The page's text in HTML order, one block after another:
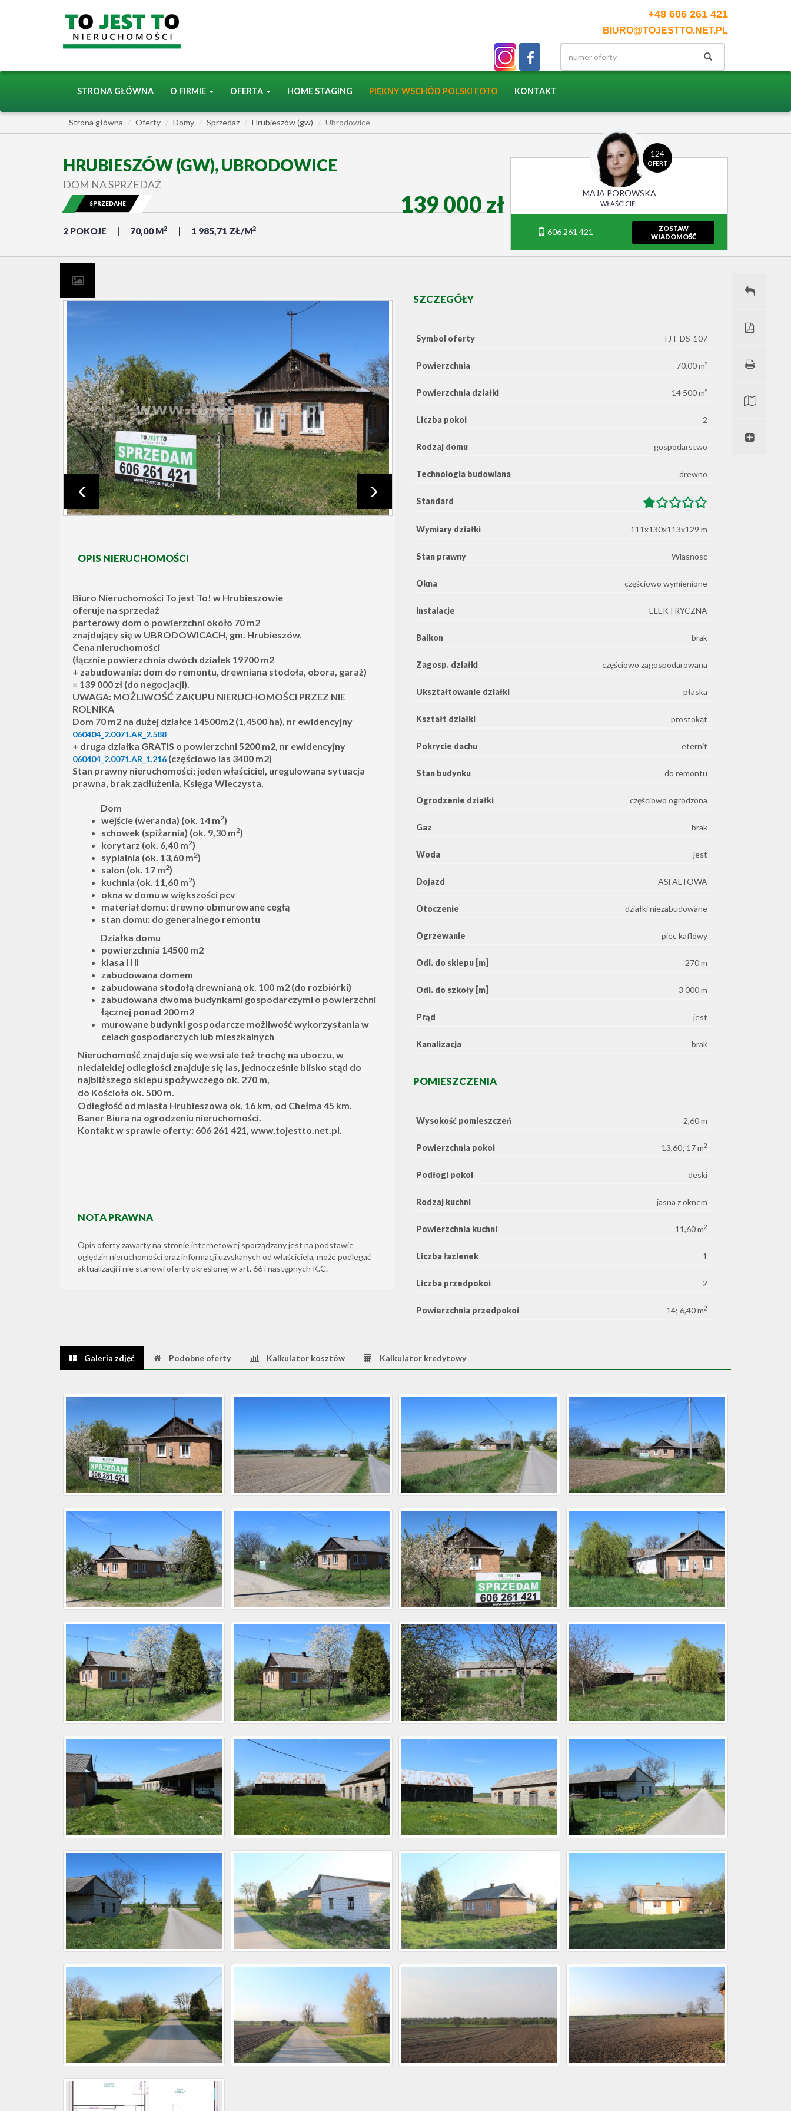
+48 606 261 421
BIURO@TOJESTTO.NET.PL
STRONA GŁÓWNA O FIRMIE OFERTA HOME STAGING PIĘKNY WSCHÓD POLSKI FOTO KONTAKT
Strona główna Oferty Domy Sprzedaż Hrubieszów (gw) Ubrodowice
HRUBIESZÓW (GW), UBRODOWICE
DOM NA SPRZEDAŻ
2 POKOJE 70,00 M2 1 985,71 ZŁ/M2
139 000 zł
SPRZEDANE
124
OFERT
MAJA POROWSKA
WŁAŚCICIEL
606 261 421
ZOSTAW
WIADOMOŚĆ
OPIS NIERUCHOMOŚCI
Biuro Nieruchomości To jest To! w Hrubieszowie
oferuje na sprzedaż
parterowy dom o powierzchni około 70 m2
znajdujący się w UBRODOWICACH, gm. Hrubieszów.
Cena nieruchomości
(łącznie powierzchnia dwóch działek 19700 m2
+ zabudowania: dom do remontu, drewniana stodoła, obora, garaż)
= 139 000 zł (do negocjacji).
UWAGA: MOŻLIWOŚĆ ZAKUPU NIERUCHOMOŚCI PRZEZ NIE
ROLNIKA
Dom 70 m2 na dużej działce 14500m2 (1,4500 ha), nr ewidencyjny
060404_2.0071.AR_2.588
+ druga działka GRATIS o powierzchni 5200 m2, nr ewidencyjny
060404_2.0071.AR_1.216 (częściowo las 3400 m2)
Stan prawny nieruchomości: jeden właściciel, uregulowana sytuacja
prawna, brak zadłużenia, Księga Wieczysta.
Dom
wejście (weranda) (ok. 14 m2)
schowek (spiżarnia) (ok. 9,30 m2)
korytarz (ok. 6,40 m2)
sypialnia (ok. 13,60 m2)
salon (ok. 17 m2)
kuchnia (ok. 11,60 m2)
okna w domu w większości pcv
materiał domu: drewno obmurowane cegłą
stan domu: do generalnego remontu
Działka domu
powierzchnia 14500 m2
klasa I i II
zabudowana domem
zabudowana stodołą drewnianą ok. 100 m2 (do rozbiórki)
zabudowana dwoma budynkami gospodarczymi o powierzchni
łącznej ponad 200 m2
murowane budynki gospodarcze możliwość wykorzystania w
celach gospodarczych lub mieszkalnych
Nieruchomość znajduje się we wsi ale też trochę na uboczu, w
niedalekiej odległości znajduje się las, jednocześnie blisko stąd do
najbliższego sklepu spożywczego ok. 270 m,
do Kościoła ok. 500 m.
Odległość od miasta Hrubieszowa ok. 16 km, od Chełma 45 km.
Baner Biura na ogrodzeniu nieruchomości.
Kontakt w sprawie oferty: 606 261 421, www.tojestto.net.pl.
NOTA PRAWNA
Opis oferty zawarty na stronie internetowej sporządzany jest na podstawie
oględzin nieruchomości oraz informacji uzyskanych od właściciela, może podlegać
aktualizacji i nie stanowi oferty określonej w art. 66 i następnych K.C.
SZCZEGÓŁY
Symbol oferty TJT-DS-107
Powierzchnia 70,00 m²
Powierzchnia działki 14 500 m²
Liczba pokoi 2
Rodzaj domu gospodarstwo
Technologia budowlana drewno
Standard
Wymiary działki 111x130x113x129 m
Stan prawny Wlasnosc
Okna częściowo wymienione
Instalacje ELEKTRYCZNA
Balkon brak
Zagosp. działki częściowo zagospodarowana
Ukształtowanie działki płaska
Kształt działki prostokąt
Pokrycie dachu eternit
Stan budynku do remontu
Ogrodzenie działki częściowo ogrodzona
Gaz brak
Woda jest
Dojazd ASFALTOWA
Otoczenie działki niezabudowane
Ogrzewanie piec kaflowy
Odl. do sklepu [m] 270 m
Odl. do szkoły [m] 3 000 m
Prąd jest
Kanalizacja brak
POMIESZCZENIA
Wysokość pomieszczeń 2,60 m
Powierzchnia pokoi 13,60; 17 m2
Podłogi pokoi deski
Rodzaj kuchni jasna z oknem
Powierzchnia kuchni 11,60 m2
Liczba łazienek 1
Liczba przedpokoi 2
Powierzchnia przedpokoi 14; 6,40 m2
Galeria zdjęć Podobne oferty Kalkulator kosztów Kalkulator kredytowy